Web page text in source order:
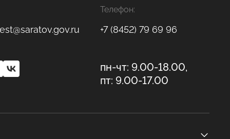
Телефон:
+7 (8452) 79 69 96
пн-чт: 9.00-18.00,
пт: 9.00-17.00